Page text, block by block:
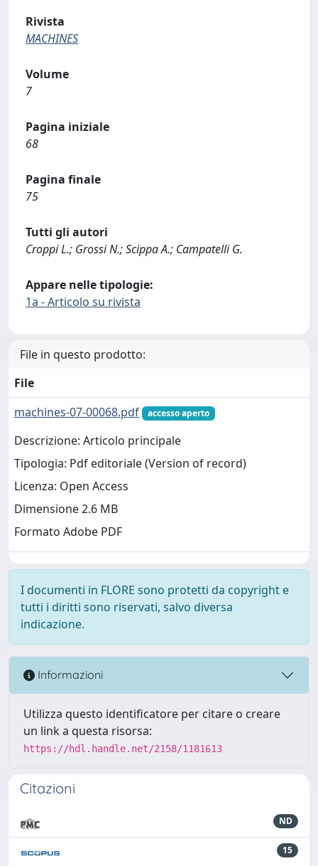
Rivista
MACHINES
Volume
7
Pagina iniziale
68
Pagina finale
75
Tutti gli autori
Croppi L.; Grossi N.; Scippa A.; Campatelli G.
Appare nelle tipologie:
1a - Articolo su rivista
File in questo prodotto:
File
machines-07-00068.pdf
accesso aperto
Descrizione: Articolo principale
Tipologia: Pdf editoriale (Version of record)
Licenza: Open Access
Dimensione 2.6 MB
Formato Adobe PDF
I documenti in FLORE sono protetti da copyright e
tutti i diritti sono riservati, salvo diversa
indicazione.
Informazioni
Utilizza questo identificatore per citare o creare
un link a questa risorsa:
https://hdl.handle.net/2158/1181613
Citazioni
ND
15